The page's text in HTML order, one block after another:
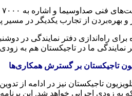
نمایندگی ما در تاجیکستان هم به
تاجیکستان بر گسترش همکاری‌ها
تاجیکستان نیز در ادامه از
که به زودی اجرایی خواهد شد. این